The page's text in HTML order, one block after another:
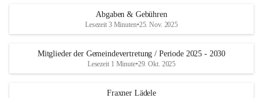
Abgaben & Gebühren
Lesezeit 3 Minuten•25. Nov. 2025
Mitglieder der Gemeindevertretung / Periode 2025 - 2030
Lesezeit 1 Minute•29. Okt. 2025
Fraxner Lädele